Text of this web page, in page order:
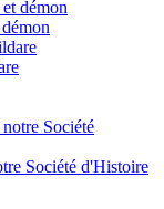
Société d'Histoire